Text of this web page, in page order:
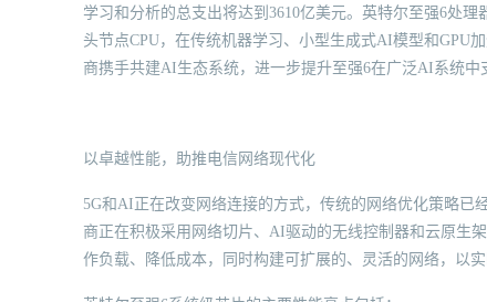
学习和分析的总支出将达到3610亿美元。英特尔至强6处
头节点CPU，在传统机器学习、小型生成式AI模型和GPU
商携手共建AI生态系统，进一步提升至强6在广泛AI系统中
以卓越性能，助推电信网络现代化
5G和AI正在改变网络连接的方式，传统的网络优化策略已
商正在积极采用网络切片、AI驱动的无线控制器和云原生
作负载、降低成本，同时构建可扩展的、灵活的网络，以